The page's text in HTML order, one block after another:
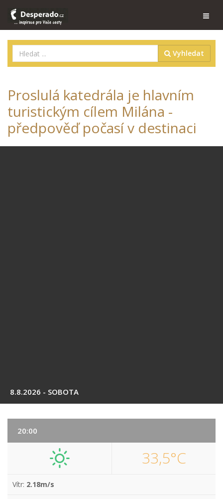
Vyhledat
Proslulá katedrála je hlavním
turistickým cílem Milána -
předpověď počasí v destinaci
8.8.2026 - SOBOTA
20:00
33,5°C
Vítr: 2.18m/s